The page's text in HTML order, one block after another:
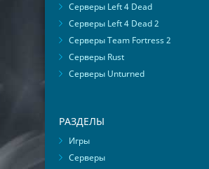
Серверы Left 4 Dead
Серверы Left 4 Dead 2
Серверы Team Fortress 2
Серверы Rust
Серверы Unturned
РАЗДЕЛЫ
Игры
Серверы